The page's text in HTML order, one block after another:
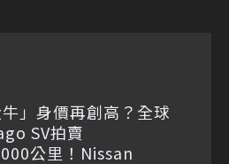
」身價再創高？全球
SV拍賣
公里！Nissan